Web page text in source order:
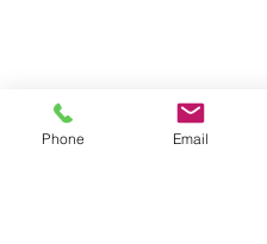
Phone Email